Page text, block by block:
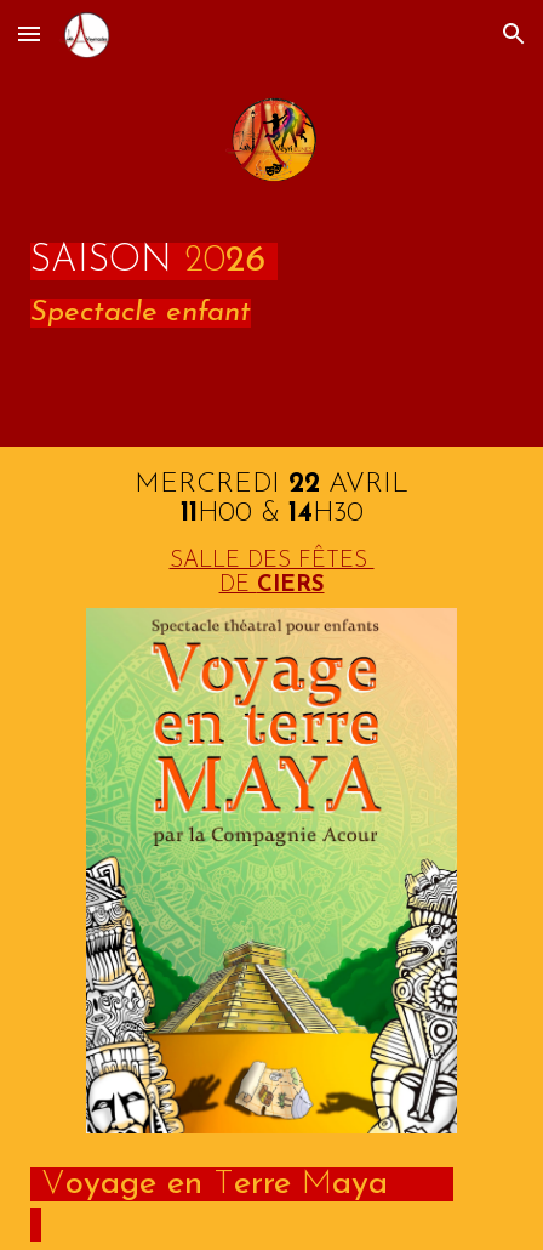
Skip to main content Skip to navigation
SAISON 2026
Spectacle enfant
MERCREDI 22 AVRIL
11H00 & 14H30
SALLE DES FÊTES
DE CIERS
Voyage en T erre Maya